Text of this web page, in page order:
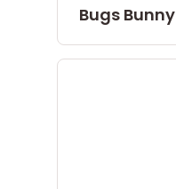
Bugs Bunny